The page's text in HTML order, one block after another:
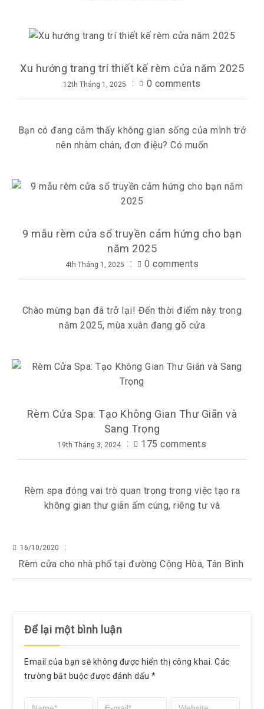
Xu hướng trang trí thiết kế rèm cửa năm 2025
12th Tháng 1, 2025 0 comments
Bạn có đang cảm thấy không gian sống của mình trở
nên nhàm chán, đơn điệu? Có muốn
9 mẫu rèm cửa sổ truyền cảm hứng cho bạn
năm 2025
4th Tháng 1, 2025 0 comments
Chào mừng bạn đã trở lại! Đến thời điểm này trong
năm 2025, mùa xuân đang gõ cửa
Rèm Cửa Spa: Tạo Không Gian Thư Giãn và
Sang Trọng
19th Tháng 3, 2024 175 comments
Rèm spa đóng vai trò quan trọng trong việc tạo ra
không gian thư giãn ấm cúng, riêng tư và
16/10/2020
Rèm cửa cho nhà phố tại đường Cộng Hòa, Tân Bình
Để lại một bình luận
Email của bạn sẽ không được hiển thị công khai. Các
trường bắt buộc được đánh dấu *